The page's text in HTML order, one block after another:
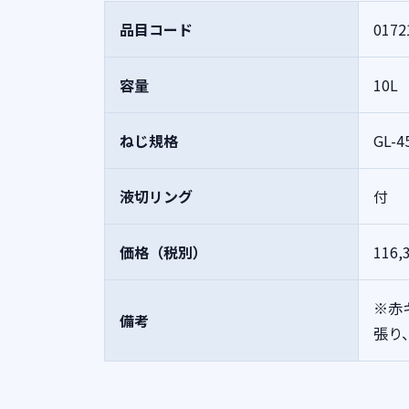
品目コード
容量 10L
ねじ規格 GL-
液切リング 付
価格（税別）
備考
※赤
張り